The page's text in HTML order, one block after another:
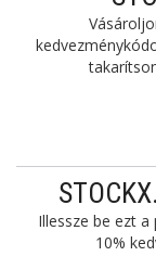
Illessze be ezt
10%